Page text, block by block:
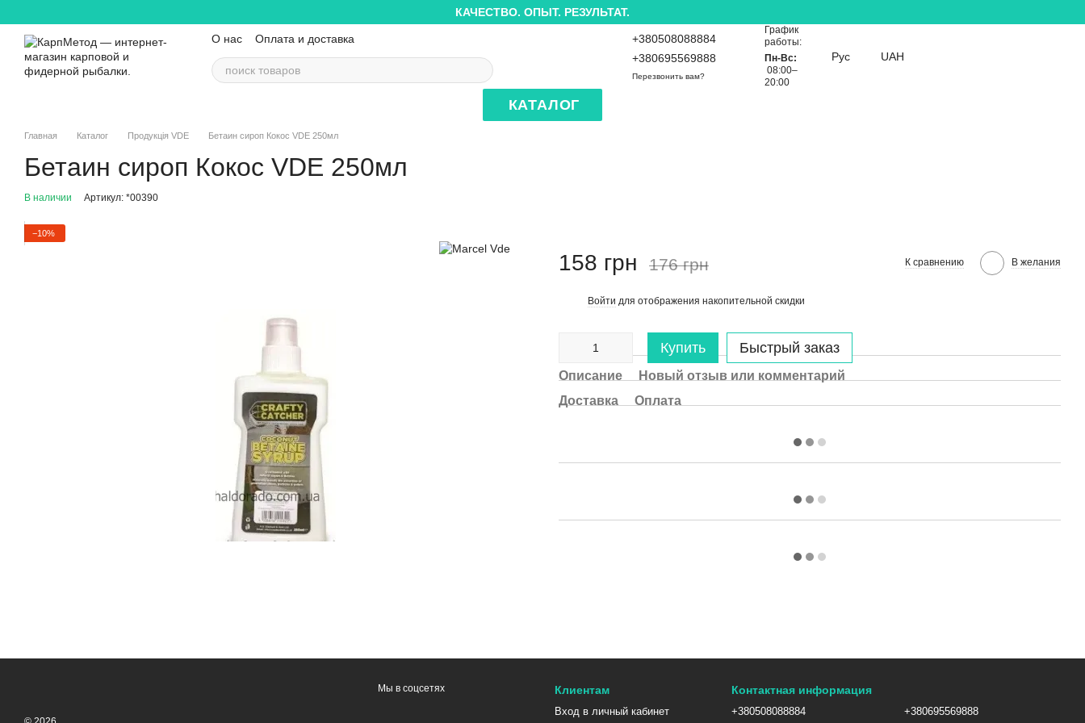
КАЧЕСТВО. ОПЫТ. РЕЗУЛЬТАТ.
О нас
Оплата и доставка
Контактная информация
+380508088884
+380695569888
Перезвонить вам?
График
работы:
Пн-Вс:
08:00–
20:00
Рус UAH
КАТАЛОГ
Главная Каталог Продукція VDE Бетаин сироп Кокос VDE 250мл
Бетаин сироп Кокос VDE 250мл
В наличии Артикул: *00390
−10%
158 грн 176 грн К сравнению В желания
Войти для отображения накопительной скидки
Купить Быстрый заказ
Описание
Новый отзыв или комментарий
Доставка
Оплата
Мы в соцсетях Клиентам
Вход в личный кабинет
Контактная информация
+380508088884 +380695569888